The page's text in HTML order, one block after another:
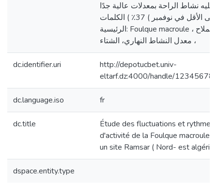
( يليه نشاط الراحة بمعدلات عالية جدًا
على الأقل في نوفمبر ) 37٪ ) الكلمات
الرئيسية: Foulque macroule ، بحيرة الملاح
، معدل النشاط النهاري، الشتاء
dc.identifier.uri
http://depotucbet.univ-
eltarf.dz:4000/handle/
dc.language.iso fr
dc.title
Étude des fluctuations et rythme
d'activité de la Foulque macroule
un site Ramsar ( Nord- est
dspace.entity.type